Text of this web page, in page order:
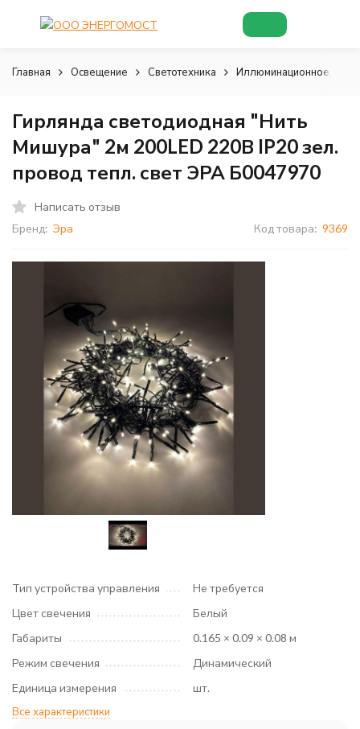
Главная Освещение Светотехника Иллюминационное,
Гирлянда светодиодная "Нить
Мишура" 2м 200LED 220В IP20 зел.
провод тепл. свет ЭРА Б0047970
Написать отзыв
Бренд: Эра Код товара: 9369
Тип устройства управления
Не требуется
Цвет свечения
Белый
Габариты
0.165 × 0.09 × 0.08 м
Режим свечения
Динамический
Единица измерения
шт.
Все характеристики